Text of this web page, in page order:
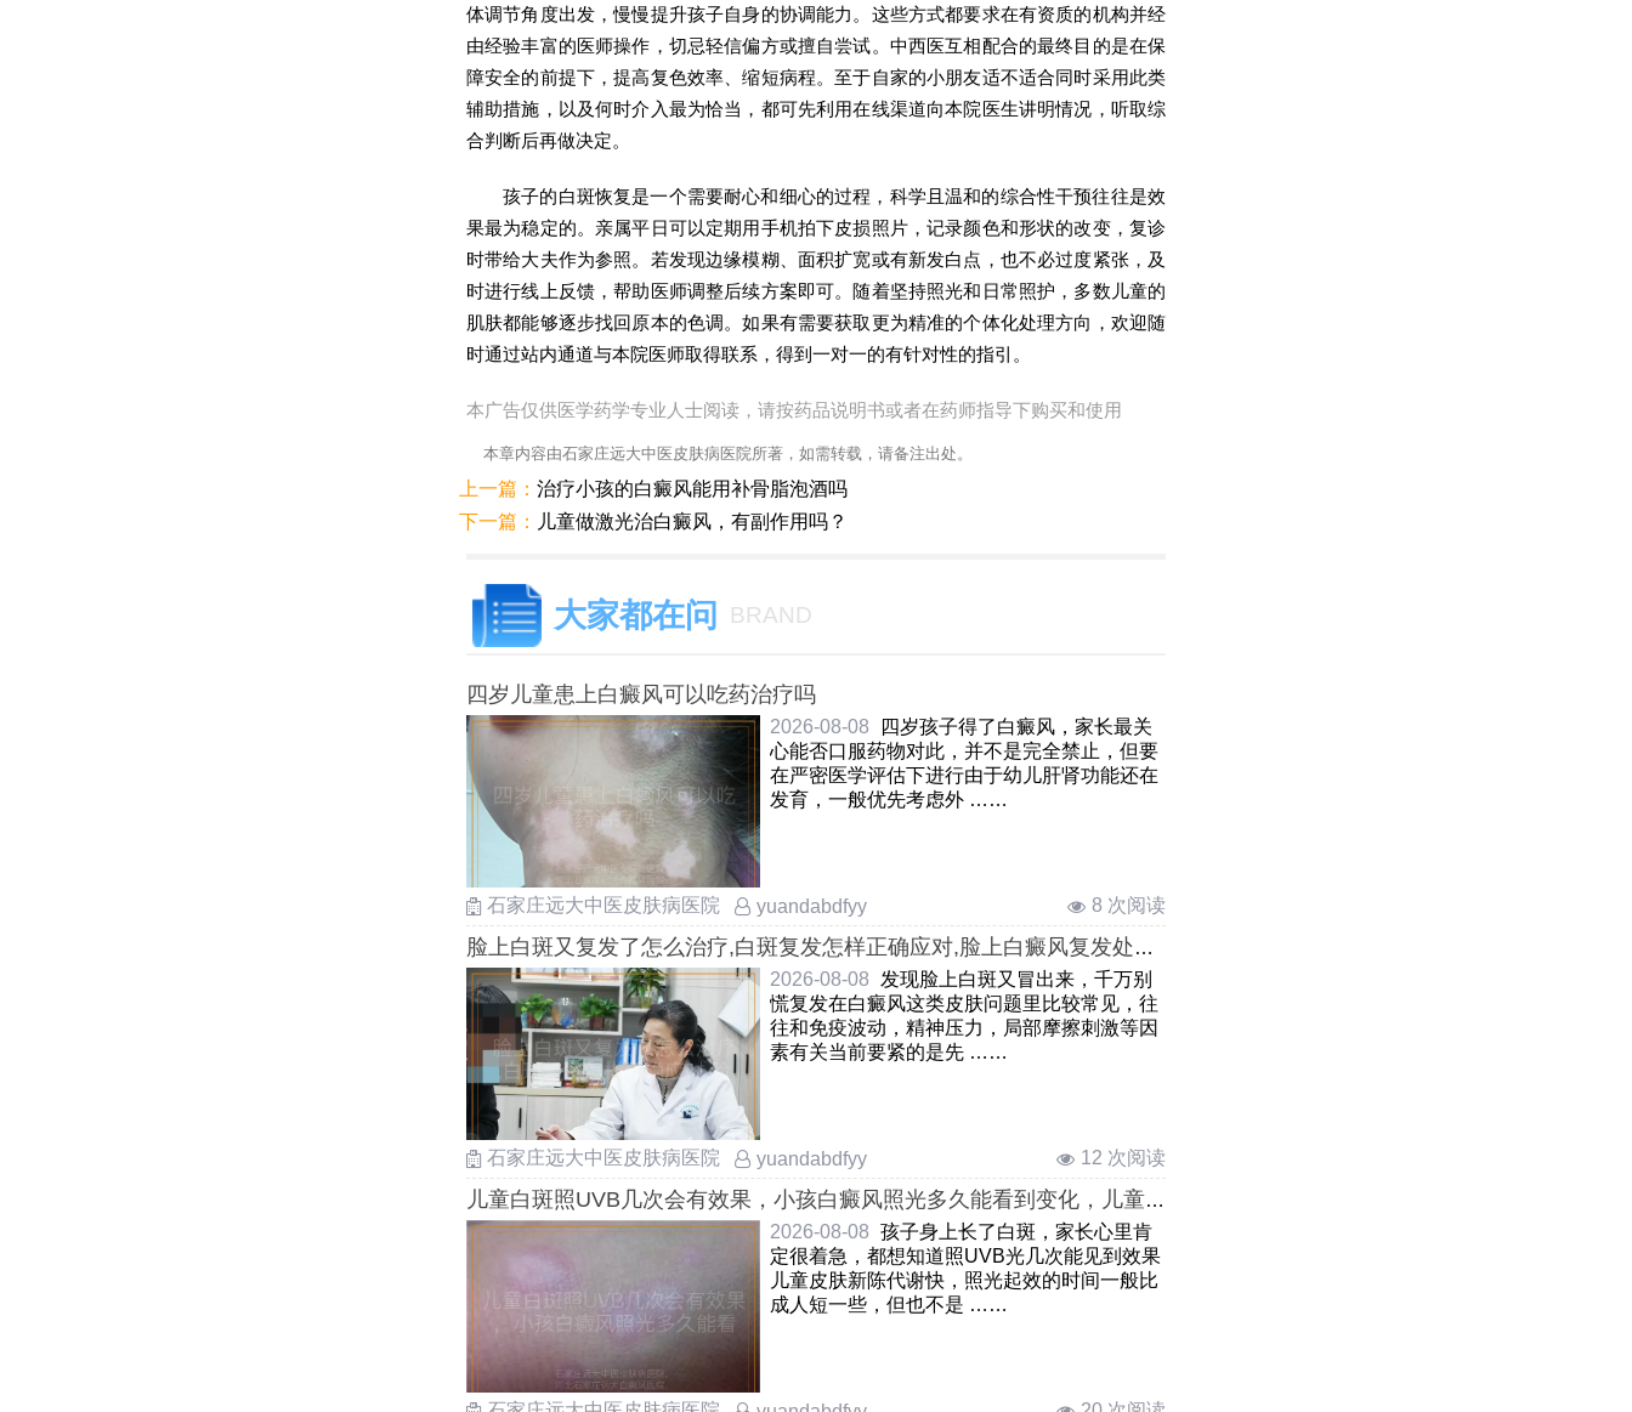
体调节角度出发，慢慢提升孩子自身的协调能力。这些方式都要求在有资质的机构并经
由经验丰富的医师操作，切忌轻信偏方或擅自尝试。中西医互相配合的最终目的是在保
障安全的前提下，提高复色效率、缩短病程。至于自家的小朋友适不适合同时采用此类
辅助措施，以及何时介入最为恰当，都可先利用在线渠道向本院医生讲明情况，听取综
合判断后再做决定。
孩子的白斑恢复是一个需要耐心和细心的过程，科学且温和的综合性干预往往是效
果最为稳定的。亲属平日可以定期用手机拍下皮损照片，记录颜色和形状的改变，复诊
时带给大夫作为参照。若发现边缘模糊、面积扩宽或有新发白点，也不必过度紧张，及
时进行线上反馈，帮助医师调整后续方案即可。随着坚持照光和日常照护，多数儿童的
肌肤都能够逐步找回原本的色调。如果有需要获取更为精准的个体化处理方向，欢迎随
时通过站内通道与本院医师取得联系，得到一对一的有针对性的指引。
本广告仅供医学药学专业人士阅读，请按药品说明书或者在药师指导下购买和使用
本章内容由石家庄远大中医皮肤病医院所著，如需转载，请备注出处。
上一篇： 治疗小孩的白癜风能用补骨脂泡酒吗
下一篇：
儿童做激光治白癜风，有副作用吗？
大家都在问 BRAND
四岁儿童患上白癜风可以吃药治疗吗
2026-08-08
四岁孩子得了白癜风，家长最关
心能否口服药物对此，并不是完全禁止，但要
在严密医学评估下进行由于幼儿肝肾功能还在
发育，一般优先考虑外 ……
石家庄远大中医皮肤病医院 yuandabdfyy 8 次阅读
脸上白斑又复发了怎么治疗,白斑复发怎样正确应对,脸上白癜风复发处理
方式
2026-08-08
发现脸上白斑又冒出来，千万别
慌复发在白癜风这类皮肤问题里比较常见，往
往和免疫波动，精神压力，局部摩擦刺激等因
素有关当前要紧的是先 ……
石家庄远大中医皮肤病医院 yuandabdfyy 12 次阅读
儿童白斑照UVB几次会有效果，小孩白癜风照光多久能看到变化，儿童
白癜风照UVB光治疗后几次显效2026-08-08 孩子身上长了白斑，家长心里肯
定很着急，都想知道照UVB光几次能见到效果
儿童皮肤新陈代谢快，照光起效的时间一般比
成人短一些，但也不是 ……